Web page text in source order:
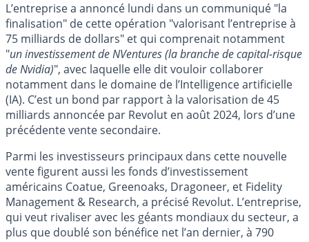
L’entreprise a annoncé lundi dans un communiqué "la
finalisation" de cette opération "valorisant l’entreprise à
75 milliards de dollars" et qui comprenait notamment
"un investissement de NVentures (la branche de capital-risque
de Nvidia)", avec laquelle elle dit vouloir collaborer
notamment dans le domaine de l’Intelligence artificielle
(IA). C’est un bond par rapport à la valorisation de 45
milliards annoncée par Revolut en août 2024, lors d’une
précédente vente secondaire.
Parmi les investisseurs principaux dans cette nouvelle
vente figurent aussi les fonds d’investissement
américains Coatue, Greenoaks, Dragoneer, et Fidelity
Management & Research, a précisé Revolut. L’entreprise,
qui veut rivaliser avec les géants mondiaux du secteur, a
plus que doublé son bénéfice net l’an dernier, à 790